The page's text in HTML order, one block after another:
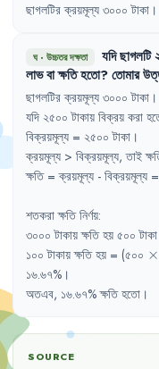
ছাগলটির ক্রয়মূল্য ৩০০০ টাকা ।
ঘ· উচ্চতর দক্ষতা যদিছাগলটি
লাভবাক্ষতিহতো?তোমার
ছাগলটির ক্রয়মূল্য ৩০০০ টাকা ।
যদি ২৫০০ টাকায় বিক্রয় করা
বিক্রয়মূল্য = ২৫০০ টাকা ।
ক্রয়মূল্য > বিক্রয়মূল্য, তাই
ক্ষতি = ক্রয়মূল্য - বিক্রয়মূল্য =
শতকরা ক্ষতি নির্ণয়:
৩০০০ টাকায় ক্ষতি হয় ৫০০ টাকা
১০০ টাকায় ক্ষতি হয় = (৫০০ ×
১৬.৬৭% ।
অতএব, ১৬.৬৭% ক্ষতি হতো ।
SOURCE